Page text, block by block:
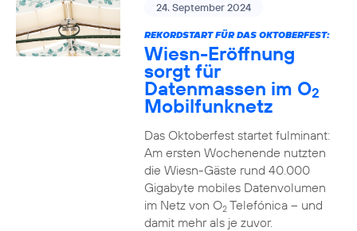
24. September 2024
REKORDSTART FÜR DAS OKTOBERFEST:
Wiesn-Eröffnung
sorgt für
Datenmassen im O2
Mobilfunknetz
Das Oktoberfest startet fulminant:
Am ersten Wochenende nutzten
die Wiesn-Gäste rund 40.000
Gigabyte mobiles Datenvolumen
im Netz von O2Telefónica – und
damit mehr als je zuvor.